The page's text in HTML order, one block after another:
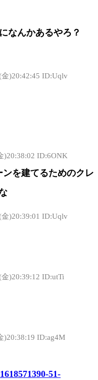
なんかあるやろ？
金)20:42:45 ID:Uqlv
)20:38:02 ID:6ONK
を建てるためのクレ
金)20:39:01 ID:Uqlv
金)20:39:12 ID:utTi
)20:38:19 ID:ag4M
51-